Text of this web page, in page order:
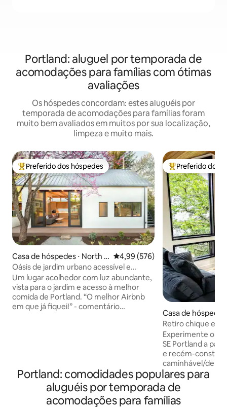
Portland: aluguel por temporada de
acomodações para famílias com ótimas
avaliações
Os hóspedes concordam: estes aluguéis por
temporada de acomodações para famílias foram
muito bem avaliados em muitos por sua localização,
limpeza e muito mais.
Entre os melhores preferidos dos hóspedes
Preferido dos hóspedes
Casa de hóspedes ⋅ North P
ortland
4,99 de uma avaliação média de
4,99 (576)
Oásis de jardim urbano acessível e
premiado pela AIA
Um lugar acolhedor com luz abundante,
vista para o jardim e acesso à melhor
comida de Portland. “O melhor Airbnb
em que já fiquei!” - comentário
centro da cidade - Cozinha totalmente
equipada com café local fresco -
Refeições internas e externas - Consulte
as legendas das fotos para saber mais -
Entre os
Preferido dos
Casa de
Retiro chique em
para a árvore e
Experimente o
SE Portland a
e recém-
caminhável/de
muita luz! Acorde bem descansado e
abra a cortina nas
teto para a luz da
cozinha completa
Portland: comodidades populares para
aluguéis por temporada de
acomodações para famílias